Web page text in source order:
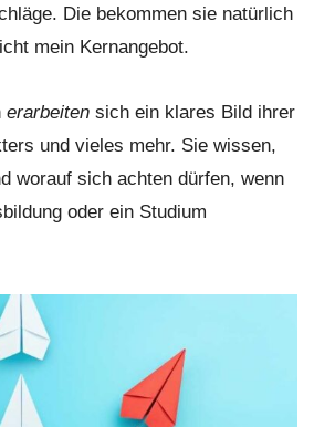
Die bekommen sie natürlich
mein Kernangebot.
erarbeiten sich ein klares Bild ihrer
und vieles mehr. Sie wissen,
worauf sich achten dürfen, wenn
oder ein Studium